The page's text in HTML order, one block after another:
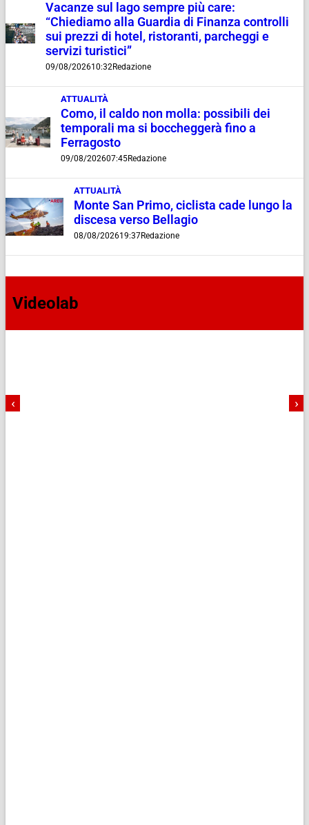
Vacanze sul lago sempre più care:
“Chiediamo alla Guardia di Finanza controlli
sui prezzi di hotel, ristoranti, parcheggi e
servizi turistici”
09/08/202610:32Redazione
ATTUALITÀ
Como, il caldo non molla: possibili dei
temporali ma si boccheggerà fino a
Ferragosto
09/08/202607:45Redazione
ATTUALITÀ
Monte San Primo, ciclista cade lungo la
discesa verso Bellagio
08/08/202619:37Redazione
Videolab
‹ ›